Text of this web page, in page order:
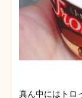
真ん中にはトロ